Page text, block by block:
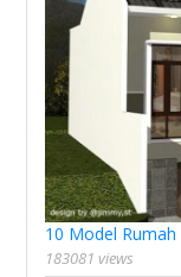
10 Model
183081 views